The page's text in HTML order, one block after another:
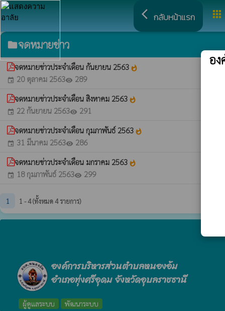
arrow_back_ios กลับหน้าแรก apps
folderจดหมายข่าว
จดหมายข่าวประจำเดือน กันยายน 2563 whatshot
event 20 ตุลาคม 2563visibility 289
จดหมายข่าวประจำเดือน สิงหาคม 2563 whatshot
event 22 กันยายน 2563visibility 291
จดหมายข่าวประจำเดือน กุมภาพันธ์ 2563 whatshot
event 31 มีนาคม 2563visibility 286
จดหมายข่าวประจำเดือน มกราคม 2563 whatshot
event 18 กุมภาพันธ์ 2563visibility 299
1 1 - 4 (ทั้งหมด 4 รายการ)
องค์การบริหารส่วนตำบลหนองอ้ม
อำเภอทุ่งศรีอุดม จังหวัดอุบลราชธานี
ผู้ดูแลระบบ พัฒนาระบบ
อ